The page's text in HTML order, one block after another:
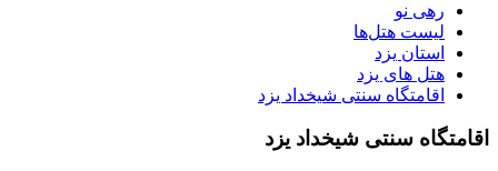
رهی نو
لیست هتل‌ها
استان یزد
هتل های یزد
اقامتگاه سنتی شیخداد یزد
اقامتگاه سنتی شیخداد یزد